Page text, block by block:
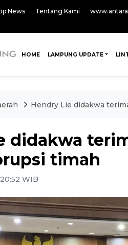
News Tentang Kami
HOME LAMPUNG UPDATE
Hendry Lie didakwa
didakwa
timah
WIB